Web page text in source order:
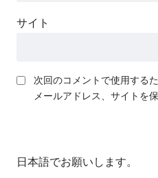
サイト
次回のコメントで使用する
メールアドレス、サイトを保
日本語でお願いします。